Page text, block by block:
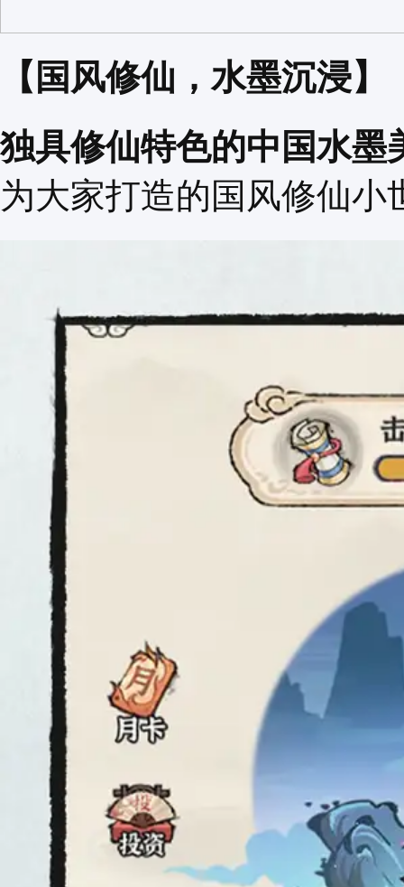
【国风修仙，水墨沉浸】
独具修仙特色的中国水墨
为大家打造的国风修仙小